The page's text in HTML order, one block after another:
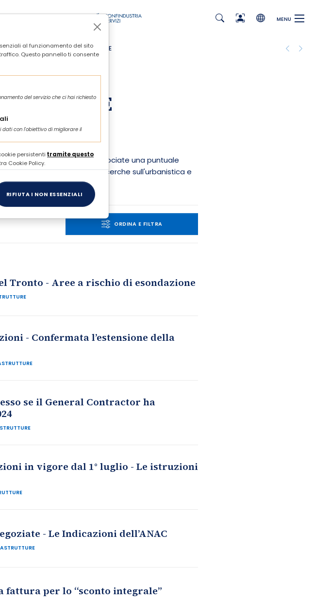
MENU
10.00
E
garantisce alle imprese associate una puntuale
impresa. Pubblica studi e ricerche sull'urbanistica e
appaltanti.
ORDINA E FILTRA
Tronto - Aree a rischio di esondazione
- Confermata l’estensione della
se il General Contractor ha
in vigore dal 1° luglio - Le istruzioni
- Le Indicazioni dell’ANAC
fattura per lo “sconto integrale”
al funzionamento del sito
Questo pannello ti consente
del servizio che ci hai richiesto
con l'obiettivo di migliorare il
persistenti tramite questo
Cookie Policy.
RIFIUTA I NON ESSENZIALI